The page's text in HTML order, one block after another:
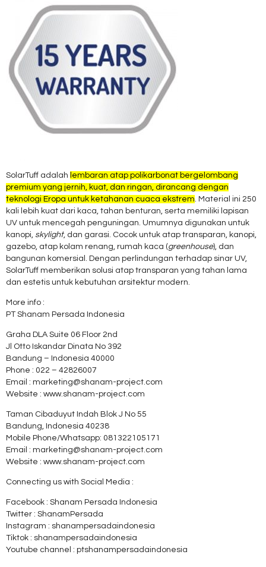
SolarTuff adalah lembaran atap polikarbonat bergelombang
premium yang jernih, kuat, dan ringan, dirancang dengan
teknologi Eropa untuk ketahanan cuaca ekstrem. Material ini 250
kali lebih kuat dari kaca, tahan benturan, serta memiliki lapisan
UV untuk mencegah penguningan. Umumnya digunakan untuk
kanopi, skylight, dan garasi. Cocok untuk atap transparan, kanopi,
gazebo, atap kolam renang, rumah kaca (greenhouse), dan
bangunan komersial. Dengan perlindungan terhadap sinar UV,
SolarTuff memberikan solusi atap transparan yang tahan lama
dan estetis untuk kebutuhan arsitektur modern.
More info :
PT Shanam Persada Indonesia
Graha DLA Suite 06 Floor 2nd
Jl Otto Iskandar Dinata No 392
Bandung – Indonesia 40000
Phone : 022 – 42826007
Email : marketing@shanam-project.com
Website : www.shanam-project.com
Taman Cibaduyut Indah Blok J No 55
Bandung, Indonesia 40238
Mobile Phone/Whatsapp: 081322105171
Email : marketing@shanam-project.com
Website : www.shanam-project.com
Connecting us with Social Media :
Facebook : Shanam Persada Indonesia
Twitter : ShanamPersada
Instagram : shanampersadaindonesia
Tiktok : shanampersadaindonesia
Youtube channel : ptshanampersadaindonesia